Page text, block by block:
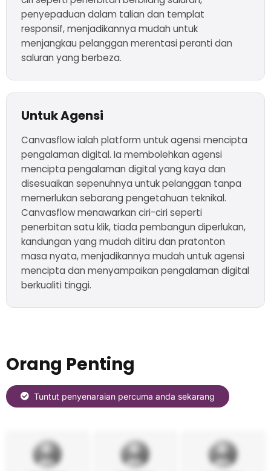
penyepaduan dalam talian dan templat
responsif, menjadikannya mudah untuk
menjangkau pelanggan merentasi peranti dan
saluran yang berbeza.
Untuk Agensi
Canvasflow ialah platform untuk agensi mencipta
pengalaman digital. Ia membolehkan agensi
mencipta pengalaman digital yang kaya dan
disesuaikan sepenuhnya untuk pelanggan tanpa
memerlukan sebarang pengetahuan teknikal.
Canvasflow menawarkan ciri-ciri seperti
penerbitan satu klik, tiada pembangun diperlukan,
kandungan yang mudah ditiru dan pratonton
masa nyata, menjadikannya mudah untuk agensi
mencipta dan menyampaikan pengalaman digital
berkualiti tinggi.
Orang Penting
Tuntut penyenaraian percuma anda sekarang